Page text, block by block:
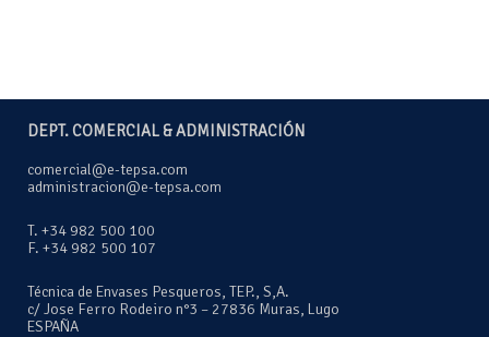
DEPT. COMERCIAL & ADMINISTRACIÓN
comercial@e-tepsa.com
administracion@e-tepsa.com
T. +34 982 500 100
F. +34 982 500 107
Técnica de Envases Pesqueros, TEP., S,A.
c/ Jose Ferro Rodeiro n°3 – 27836 Muras, Lugo
ESPAÑA